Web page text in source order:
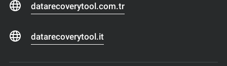
datarecoverytool.com.tr
datarecoverytool.it